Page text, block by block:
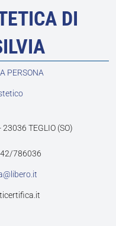
DI
PERSONA
TEGLIO (SO)
786036